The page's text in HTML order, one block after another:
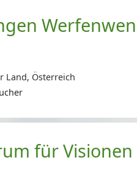
Land, Österreich
für Visionen